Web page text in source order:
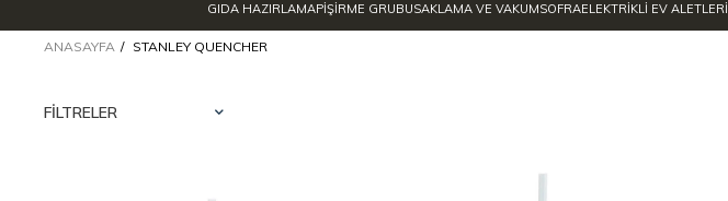
GIDA HAZIRLAMAPİŞİRME GRUBUSAKLAMA VE VAKUMSOFRAELEKTRİKLİ EV ALETLERİ
ANASAYFA STANLEY QUENCHER
FILTRELER